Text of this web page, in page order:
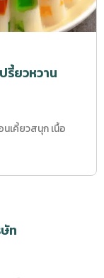
รี้ยวหวาน
เคี้ยวสนุก เนื้อ
ท